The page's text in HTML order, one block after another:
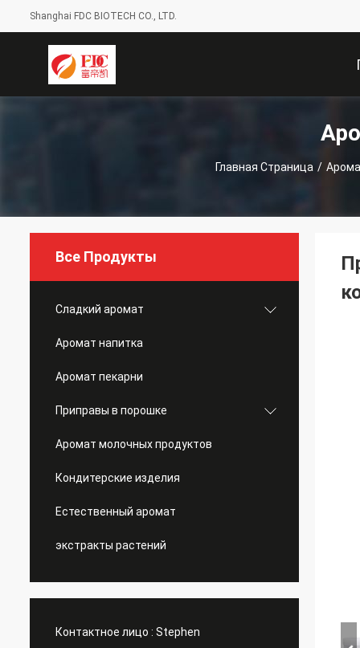
Shanghai FDC BIOTECH CO., LTD.
Главная Страница /
Все Продукты
Сладкий аромат
Аромат напитка
Аромат пекарни
Приправы в порошке
Аромат молочных продуктов
Кондитерские изделия
Естественный аромат
экстракты растений
Контактное лицо : Stephen